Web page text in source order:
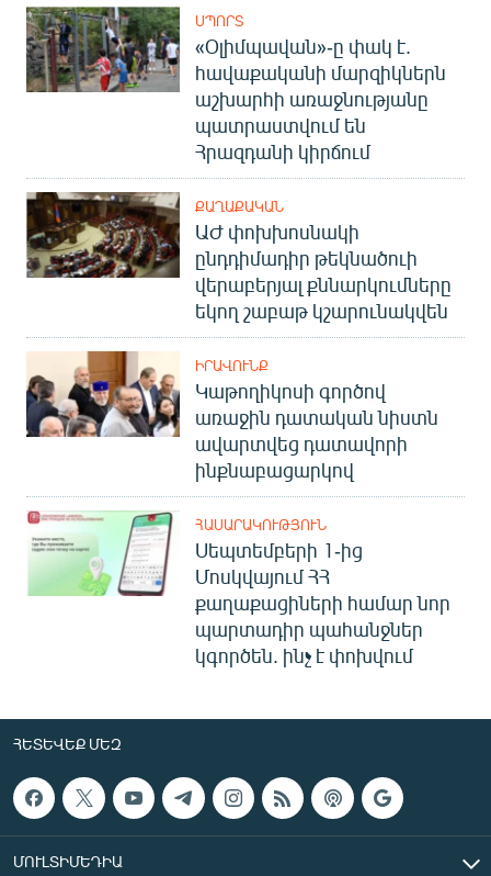
ՀԵՏԵՎԵՔ ՄԵԶ
«Ազատության» բոլոր կայքերը
ՍՊՈՐՏ
«Օլիմպավան»-ը փակ է.
հավաքականի մարզիկներն
աշխարհի առաջնությանը
պատրաստվում են
Հրազդանի կիրճում
ՔԱՂԱՔԱԿԱՆ
ԱԺ փոխխոսնակի
ընդդիմադիր թեկնածուի
վերաբերյալ քննարկումները
եկող շաբաթ կշարունակվեն
ԻՐԱՎՈՒՆՔ
Կաթողիկոսի գործով
առաջին դատական նիստն
ավարտվեց դատավորի
ինքնաբացարկով
ՀԱՍԱՐԱԿՈՒԹՅՈՒՆ
Սեպտեմբերի 1-ից
Մոսկվայում ՀՀ
քաղաքացիների համար նոր
պարտադիր պահանջներ
կգործեն. ինչ է փոխվում
ՀԵՏԵՎԵՔ ՄԵԶ
ՄՈՒԼՏԻՄԵԴԻԱ